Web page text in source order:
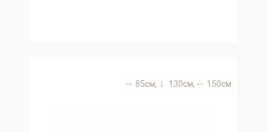
85 см, 130 см, 150 см